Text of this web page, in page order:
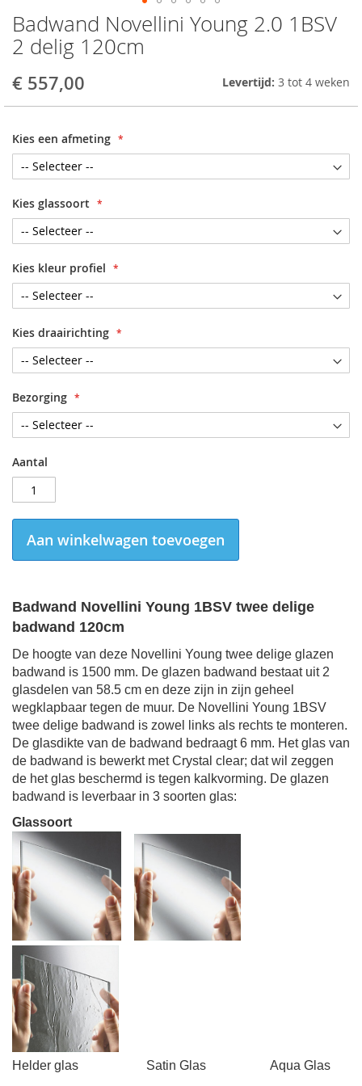
Badwand Novellini Young 2.0 1BSV
2 delig 120cm
€ 557,00 Levertijd: 3 tot 4 weken
Kies een afmeting
Kies glassoort
Kies kleur profiel
Kies draairichting
Bezorging
Aantal
Aan winkelwagen toevoegen
Badwand Novellini Young 1BSV twee delige
badwand 120cm
De hoogte van deze Novellini Young twee delige glazen
badwand is 1500 mm. De glazen badwand bestaat uit 2
glasdelen van 58.5 cm en deze zijn in zijn geheel
wegklapbaar tegen de muur. De Novellini Young 1BSV
twee delige badwand is zowel links als rechts te monteren.
De glasdikte van de badwand bedraagt 6 mm. Het glas van
de badwand is bewerkt met Crystal clear; dat wil zeggen
de het glas beschermd is tegen kalkvorming. De glazen
badwand is leverbaar in 3 soorten glas:
Glassoort
Helder glas Satin Glas Aqua Glas
Skip
to
the
of
gallery